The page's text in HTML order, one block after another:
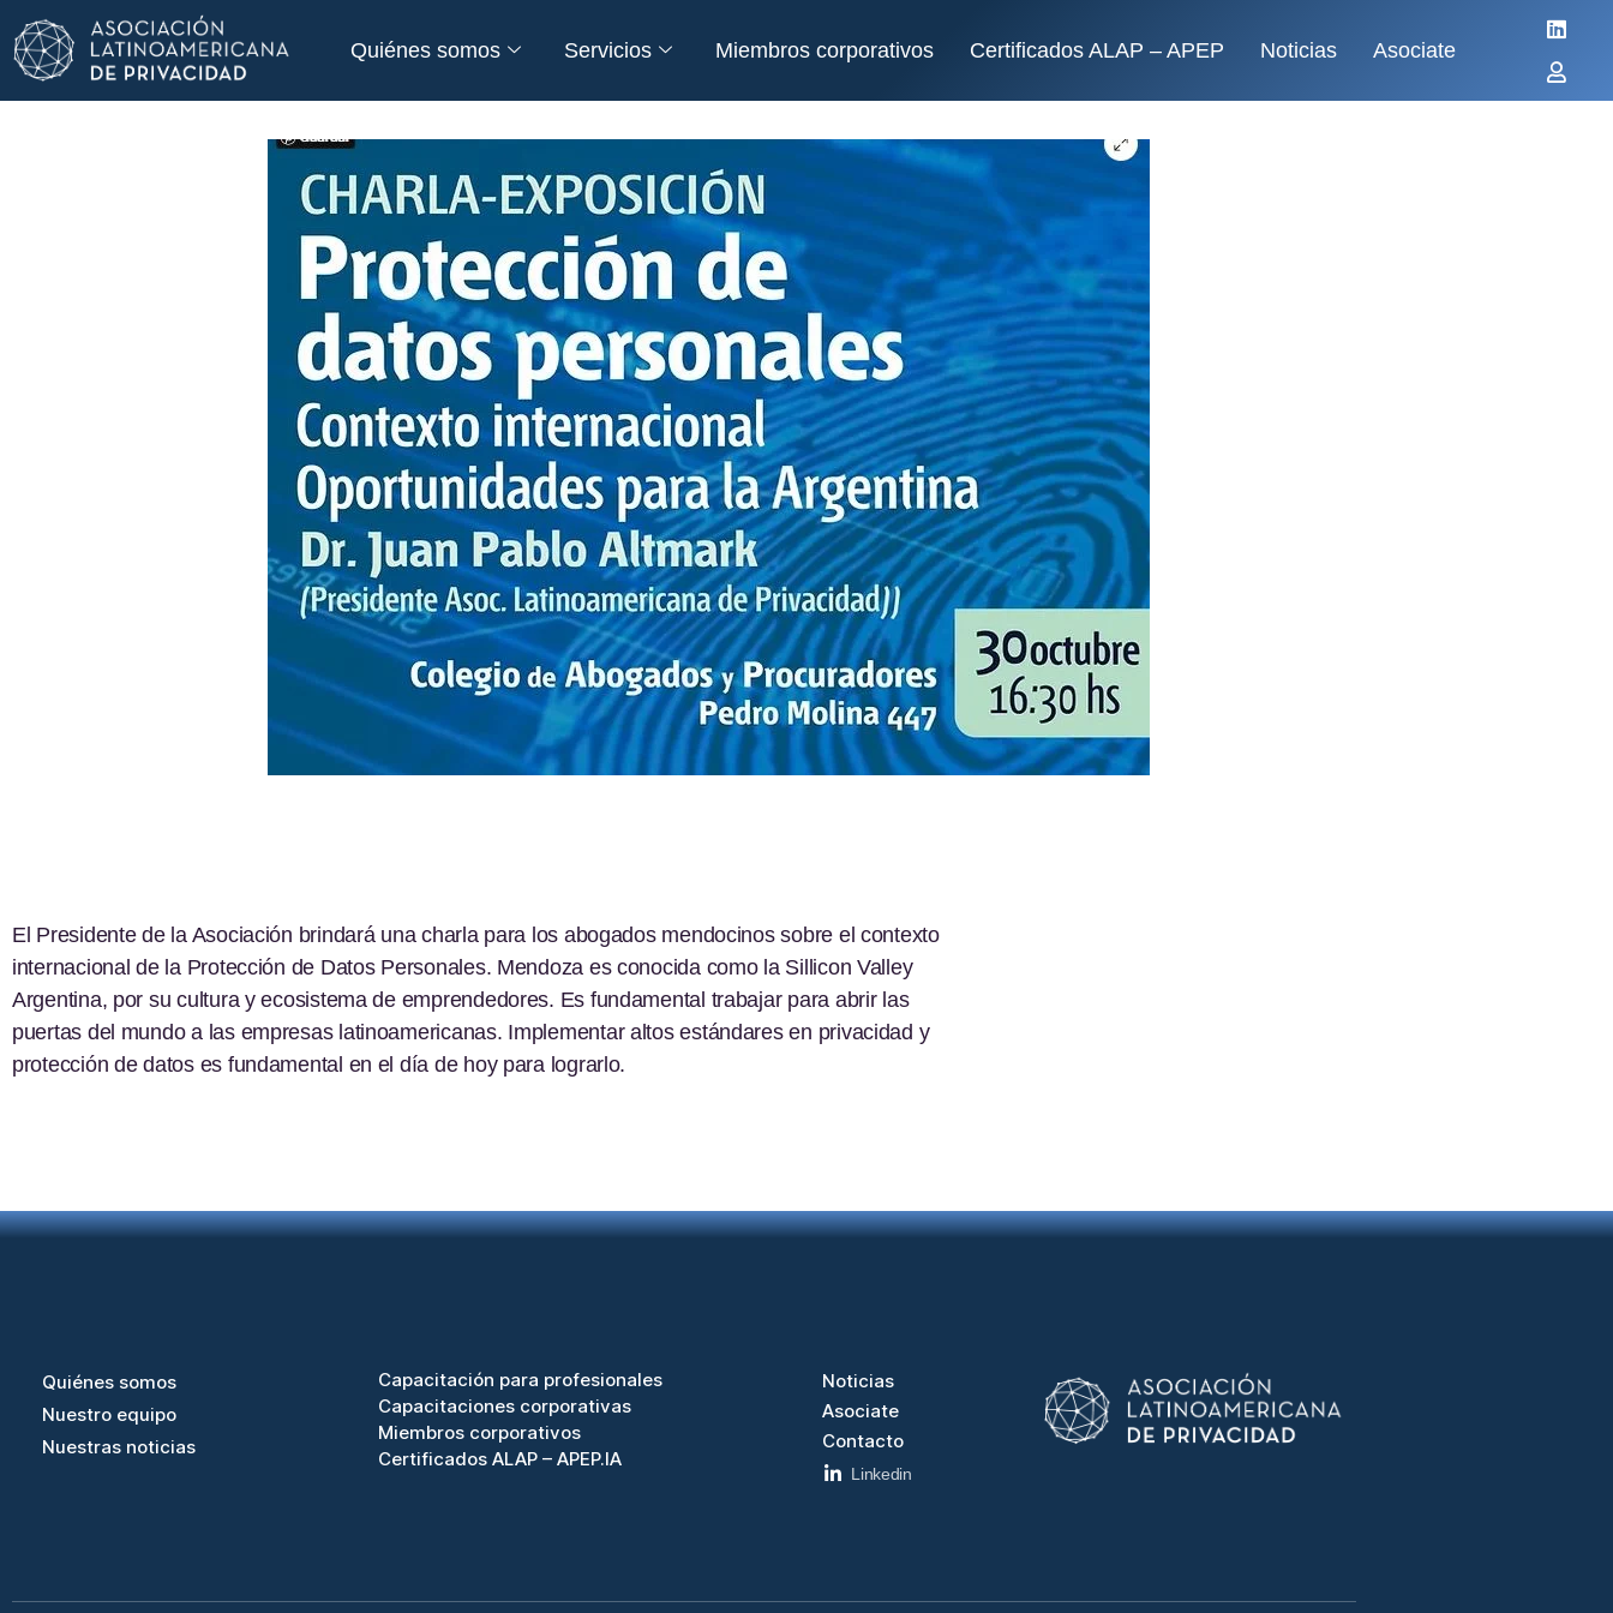
Quiénes somos Servicios Miembros corporativos Certificados ALAP – APEP Noticias Asociate
El Presidente de la Asociación brindará una charla para los abogados mendocinos sobre el contexto
internacional de la Protección de Datos Personales. Mendoza es conocida como la Sillicon Valley
Argentina, por su cultura y ecosistema de emprendedores. Es fundamental trabajar para abrir las
puertas del mundo a las empresas latinoamericanas. Implementar altos estándares en privacidad y
protección de datos es fundamental en el día de hoy para lograrlo.
Quiénes somos
Nuestro equipo
Nuestras noticias
Capacitación para profesionales
Capacitaciones corporativas
Miembros corporativos
Certificados ALAP – APEP.IA
Noticias
Asociate
Contacto
Linkedin